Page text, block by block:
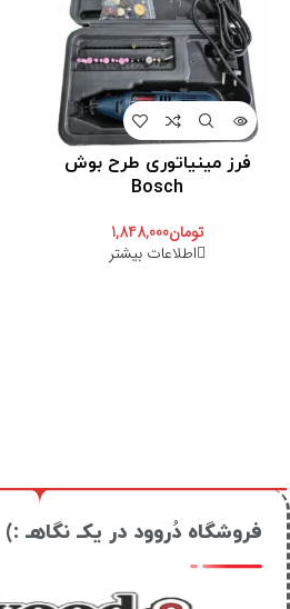
فرز مینیاتوری طرح بوش
Bosch
تومان1,848,000
اطلاعات بیشتر
فروشگاه دُروود در یکـ نگاهـ :)